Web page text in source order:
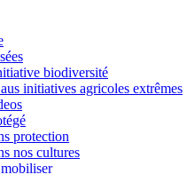
biodiversité
initiatives agricoles extrêmes
protection
nos cultures
mobiliser